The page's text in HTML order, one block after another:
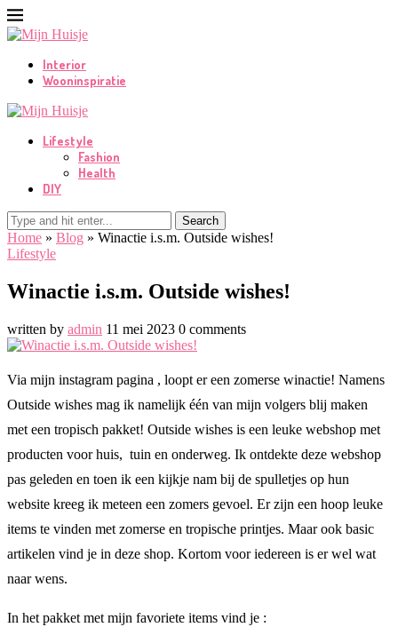
Interior
Wooninspiratie
Lifestyle
Fashion
Health
DIY
Search
Home » Blog » Winactie i.s.m. Outside wishes!
Lifestyle
Winactie i.s.m. Outside wishes!
written by admin 11 mei 2023 0 comments
Via mijn instagram pagina , loopt er een zomerse winactie! Namens
Outside wishes mag ik namelijk één van mijn volgers blij maken
met een tropisch pakket! Outside wishes is een leuke webshop met
producten voor huis, tuin en onderweg. Ik ontdekte deze webshop
pas geleden en toen ik een kijkje nam bij de spulletjes op hun
website kreeg ik meteen een zomers gevoel. Er zijn een hoop leuke
items te vinden met zomerse en tropische printjes. Maar ook basic
artikelen vind je in deze shop. Kortom voor iedereen is er wel wat
naar wens.
In het pakket met mijn favoriete items vind je :